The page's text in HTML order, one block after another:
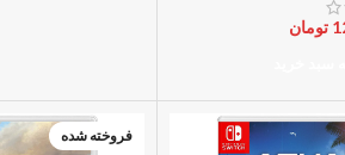
تومان
فروخته شده